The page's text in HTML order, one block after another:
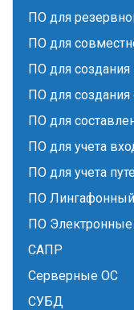
ПО для
ПО для
ПО для создания
ПО для создания
ПО для
ПО для учета
ПО для учета
ПО Лингафонный
ПО Электронные
САПР
Серверные ОС
СУБД